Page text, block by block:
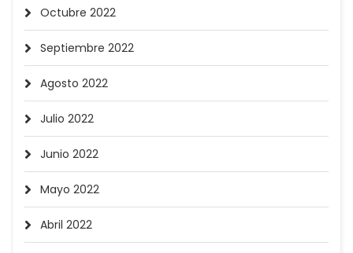
Octubre 2022
Septiembre 2022
Agosto 2022
Julio 2022
Junio 2022
Mayo 2022
Abril 2022